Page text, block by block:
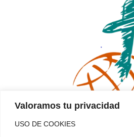
Valoramos tu privacidad
USO DE COOKIES